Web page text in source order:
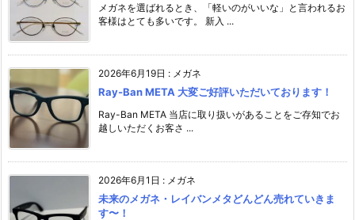
メガネを選ばれるとき、「軽いのがいいな」と言われるお
客様はとても多いです。 新入 ...
2026年6月19日 : メガネ
Ray-Ban META 大変ご好評いただいております！
Ray-Ban META 当店に取り扱いがあることをご存知でお
越しいただくお客さ ...
2026年6月1日 : メガネ
未来のメガネ・レイバンメタどんどん売れていきま
す〜！